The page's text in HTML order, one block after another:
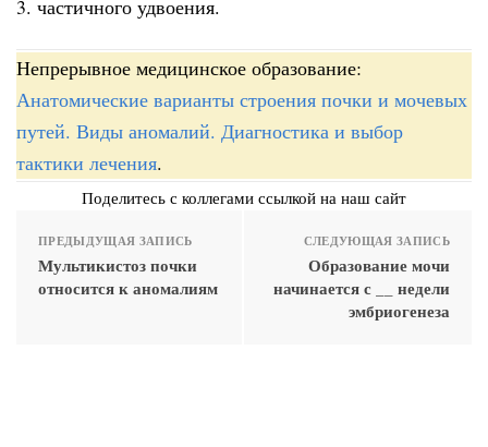
3. частичного удвоения.
Непрерывное медицинское образование:
Анатомические варианты строения почки и мочевых
путей. Виды аномалий. Диагностика и выбор
тактики лечения.
Поделитесь с коллегами ссылкой на наш сайт
ПРЕДЫДУЩАЯ ЗАПИСЬ
Мультикистоз почки
относится к аномалиям
СЛЕДУЮЩАЯ ЗАПИСЬ
Образование мочи
начинается с __ недели
эмбриогенеза